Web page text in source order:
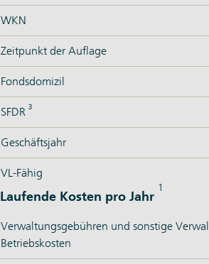
WKN
Zeitpunkt der Auflage
Fondsdomizil
SFDR 3
Geschäftsjahr
VL-Fähig
Laufende Kosten pro Jahr
1
Verwaltungsgebühren und sonstige
Betriebskosten